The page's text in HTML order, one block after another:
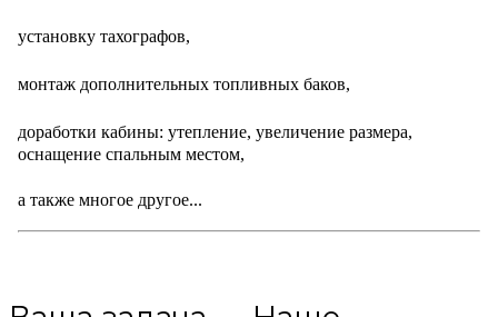
установку тахографов,
монтаж дополнительных топливных баков,
доработки кабины: утепление, увеличение размера,
оснащение спальным местом,
а также многое другое...